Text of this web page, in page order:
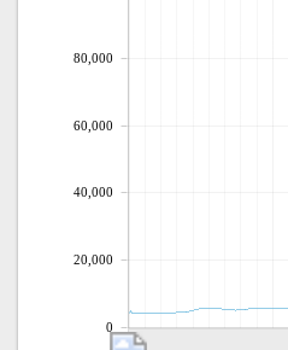
0
20,000
40,000
60,000
80,000